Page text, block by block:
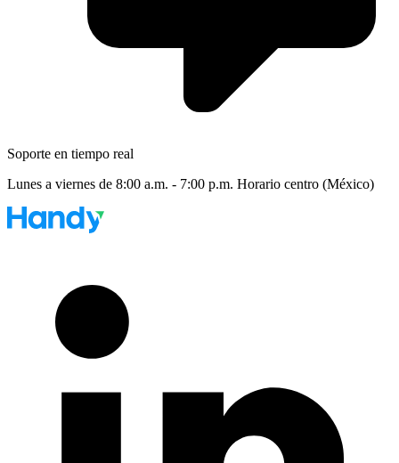
Soporte en tiempo real
Lunes a viernes de 8:00 a.m. - 7:00 p.m. Horario centro (México)